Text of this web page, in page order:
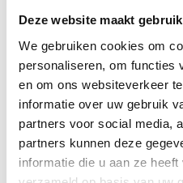
Deze website maakt
We gebruiken cookies om
personaliseren, om functies
en om ons websiteverkeer
informatie over uw gebruik
partners voor social media,
partners kunnen deze
informatie die u aan ze
Bekende mankementen bij
terugroepacties
De RDW registreert
Ford S Max komen deze
voren. Een terugroepactie
stuk is: controleer met je